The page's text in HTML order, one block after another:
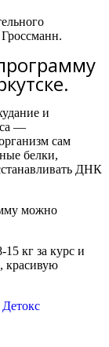
и
—
сам
белки,
ДНК
можно
15 кг за курс и
красивую